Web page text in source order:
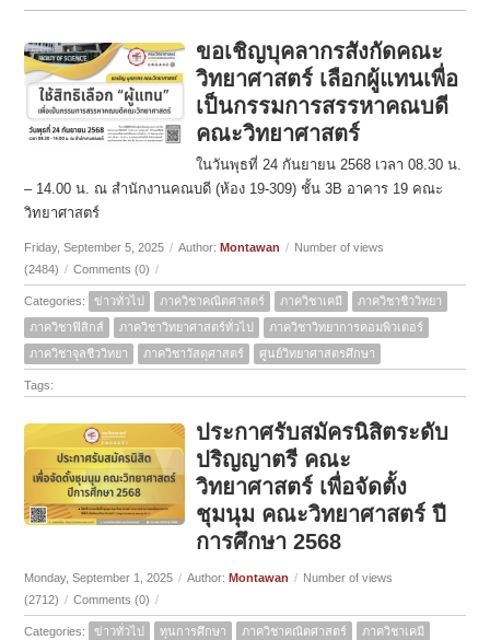
ขอเชิญบุคลากรสังกัดคณะ
วิทยาศาสตร์ เลือกผู้แทนเพื่อ
เป็นกรรมการสรรหาคณบดี
คณะวิทยาศาสตร์
ในวันพุธที่ 24 กันยายน 2568 เวลา 08.30 น.
– 14.00 น. ณ สำนักงานคณบดี (ห้อง 19-309) ชั้น 3B อาคาร 19 คณะ
วิทยาศาสตร์
Friday, September 5, 2025 / Author:Montawan / Number of views
(2484) / Comments (0) /
Categories: ข่าวทั่วไป ภาควิชาคณิตศาสตร์ ภาควิชาเคมี
ภาควิชาชีววิทยา
ภาควิชาฟิสิกส์
ภาควิชาวิทยาศาสตร์ทั่วไป
ภาควิชาวิทยาการคอมพิวเตอร์
ภาควิชาจุลชีววิทยา
ภาควิชาวัสดุศาสตร์ ศูนย์วิทยาศาสตรศึกษา
Tags:
ประกาศรับสมัครนิสิตระดับ
ปริญญาตรี คณะ
วิทยาศาสตร์ เพื่อจัดตั้ง
ชุมนุม คณะวิทยาศาสตร์ ปี
การศึกษา 2568
Monday, September 1, 2025 / Author:Montawan / Number of views
(2712) / Comments (0) /
Categories: ข่าวทั่วไป ทุนการศึกษา ภาควิชาคณิตศาสตร์
ภาควิชาเคมี